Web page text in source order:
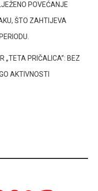
POVEĆANJE
ŠTO ZAHTIJEVA
„TETA PRIČALICA”: BEZ
AKTIVNOSTI